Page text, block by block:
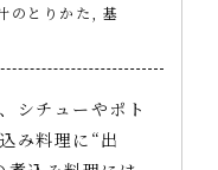
のとりかた
基
シチューやポト
み料理に“出